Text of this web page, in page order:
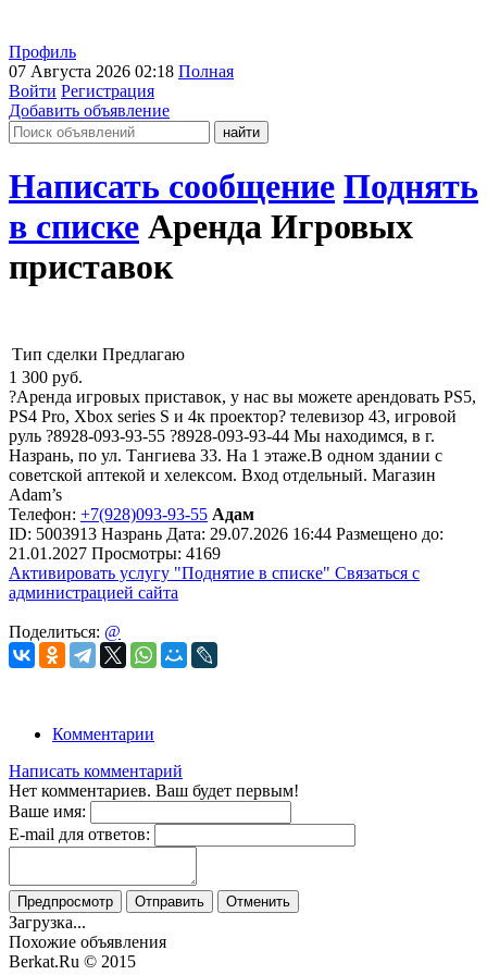
Профиль
07 Августа 2026 02:18 Полная
Войти Регистрация
Добавить объявление
Написать сообщение Поднять
в списке Аренда Игровых
приставок
Тип сделки Предлагаю
1 300 руб.
?Аренда игровых приставок, у нас вы можете арендовать PS5,
PS4 Pro, Xbox series S и 4к проектор?️ телевизор 43, игровой
руль ?8928-093-93-55 ?8928-093-93-44 Мы находимся, в г.
Назрань, по ул. Тангиева 33. На 1 этаже.В одном здании с
советской аптекой и хелексом. Вход отдельный. Магазин
Adam’s
Телефон: +7(928)093-93-55 Адам
ID: 5003913 Назрань Дата: 29.07.2026 16:44 Размещено до:
21.01.2027 Просмотры: 4169
Активировать услугу "Поднятие в списке" Связаться с
администрацией сайта
Поделиться: @
Комментарии
Написать комментарий
Нет комментариев. Ваш будет первым!
Ваше имя:
E-mail для ответов:
Предпросмотр Отправить Отменить
Загрузка...
Похожие объявления
Berkat.Ru © 2015